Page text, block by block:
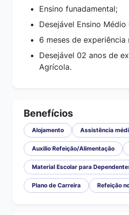
Ensino funadamental;
Desejável Ensino
6 meses de experiência
Desejável 02 anos de
Agrícola.
Benefícios
Alojamento Assistência
Auxilio Refeição/Alimentação
Material Escolar para
Plano de Carreira Refeição